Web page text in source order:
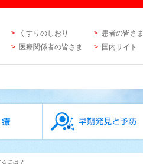
くすりのしおり
患者の皆さま
医療関係者の皆さま
国内サイト
には？